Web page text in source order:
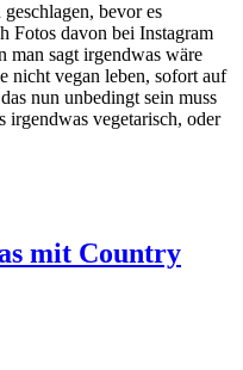
bevor es
Fotos davon bei Instagram
man sagt irgendwas wäre
nicht vegan leben, sofort auf
nun unbedingt sein muss
irgendwas vegetarisch, oder
mit Country